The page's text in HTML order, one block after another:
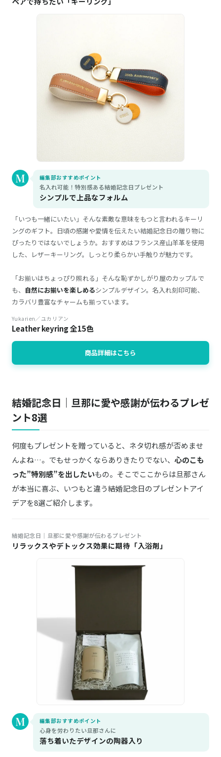
編集部おすすめポイント
名入れ可能！特別感ある結婚記念日プレゼント
シンプルで上品なフォルム
「いつも一緒にいたい」そんな素敵な意味をもつと言われるキーリ
ングのギフト。日頃の感謝や愛情を伝えたい結婚記念日の贈り物に
ぴったりではないでしょうか。おすすめはフランス産山羊革を使用
した、レザーキーリング。しっとり柔らかい手触りが魅力です。
「お揃いはちょっぴり照れる」そんな恥ずかしがり屋のカップルで
も、 自然にお揃いを楽しめるシンプルデザイン。名入れ刻印可能、
カラバリ豊富なチャームも揃っています。
Yukarien／ユカリアン
Leather keyring 全15色
商品詳細はこちら
結婚記念日｜旦那に愛や感謝が伝わるプレゼ
ント8選
何度もプレゼントを贈っていると、ネタ切れ感が否めませ
んよね…。でもせっかくならありきたりでない、 心のこも
った”特別感”を出したいもの。そこでここからは旦那さん
が本当に喜ぶ、いつもと違う結婚記念日のプレゼントアイ
デアを8選ご紹介します。
結婚記念日｜旦那に愛や感謝が伝わるプレゼント
リラックスやデトックス効果に期待「入浴剤」
編集部おすすめポイント
心身を労わりたい旦那さんに
落ち着いたデザインの陶器入り